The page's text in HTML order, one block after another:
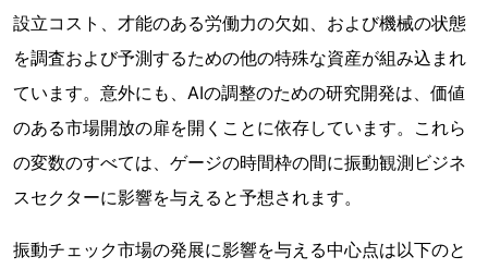
設立コスト、才能のある労働力の欠如、および機械の状態
を調査および予測するための他の特殊な資産が組み込まれ
ています。意外にも、AIの調整のための研究開発は、価値
のある市場開放の扉を開くことに依存しています。これら
の変数のすべては、ゲージの時間枠の間に振動観測ビジネ
スセクターに影響を与えると予想されます。
振動チェック市場の発展に影響を与える中心点は以下のと